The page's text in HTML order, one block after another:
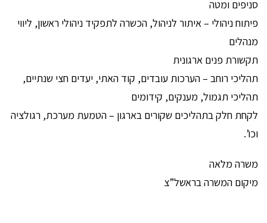
סניפים ומטה
פיתוח ניהולי – איתור לניהול, הכשרה לתפקיד ניהולי ראשון, ליווי
מנהלים
תקשורת פנים ארגונית
תהליכי רוחב – הערכות עובדים, קוד האתי, יעדים חצי שנתיים,
תהליכי תגמול, מענקים, קידומים
לקחת חלק בתהליכים שקורים בארגון – הטמעת מערכת, רגולציה
וכו’.
משרה מלאה
מיקום המשרה בראשל”צ